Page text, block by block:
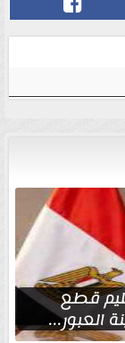
قطع
العبور...